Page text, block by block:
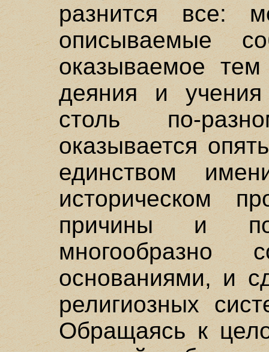
разнится все:
описываемые
оказываемое
деяния и учения
столь по-
оказывается
единством
историческом
причины и
многообразно
основаниями, и
религиозных
Обращаясь к